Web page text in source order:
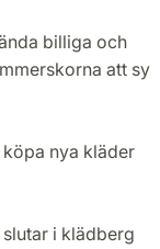
billiga och
att sy
nya kläder
i klädberg